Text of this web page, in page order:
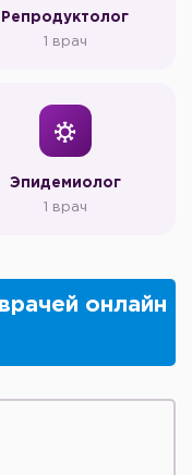
Репродуктолог
1 врач
Эпидемиолог
1 врач
онлайн